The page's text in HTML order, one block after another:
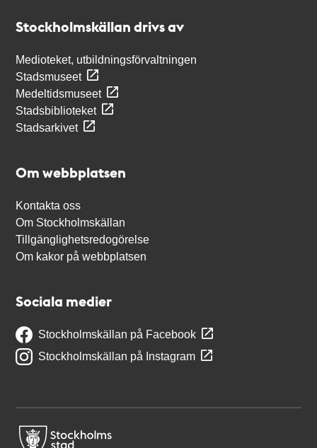
Stockholmskällan drivs av
Medioteket, utbildningsförvaltningen
Stadsmuseet
Medeltidsmuseet
Stadsbiblioteket
Stadsarkivet
Om webbplatsen
Kontakta oss
Om Stockholmskällan
Tillgänglighetsredogörelse
Om kakor på webbplatsen
Sociala medier
Stockholmskällan på Facebook
Stockholmskällan på Instagram